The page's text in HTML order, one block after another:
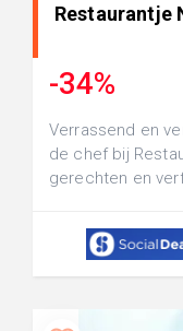
Restaurantje
-34%
Verrassend en
de chef bij
gerechten en